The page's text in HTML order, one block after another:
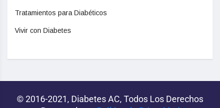
Tratamientos para Diabéticos
Vivir con Diabetes
© 2016-2021, Diabetes AC, Todos Los Derechos